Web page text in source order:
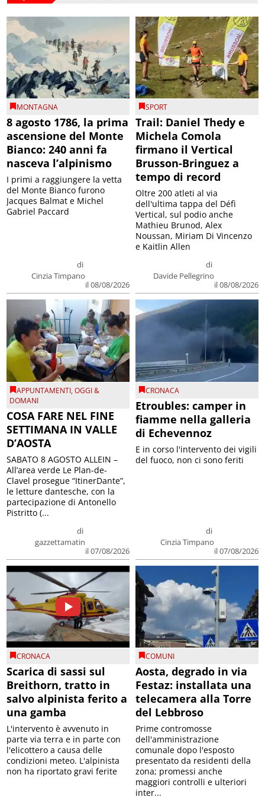
MONTAGNA
8 agosto 1786, la prima
ascensione del Monte
Bianco: 240 anni fa
nasceva l’alpinismo
di
Cinzia Timpano
il 08/08/2026
I primi a raggiungere la vetta
del Monte Bianco furono
Jacques Balmat e Michel
Gabriel Paccard
SPORT
Trail: Daniel Thedy e
Michela Comola
firmano il Vertical
Brusson-Bringuez a
tempo di record
di
Davide Pellegrino
il 08/08/2026
Oltre 200 atleti al via
dell'ultima tappa del Défì
Vertical, sul podio anche
Mathieu Brunod, Alex
Noussan, Miriam Di Vincenzo
e Kaitlin Allen
APPUNTAMENTI,OGGI &
DOMANI
COSA FARE NEL FINE
SETTIMANA IN VALLE
D’AOSTA
di
gazzettamatin
il 07/08/2026
SABATO 8 AGOSTO ALLEIN –
All’area verde Le Plan-de-
Clavel prosegue “ItinerDante”,
le letture dantesche, con la
partecipazione di Antonello
Pistritto (...
CRONACA
Etroubles: camper in
fiamme nella galleria
di Echevennoz
di
Cinzia Timpano
il 07/08/2026
E in corso l'intervento dei vigili
del fuoco, non ci sono feriti
CRONACA
Scarica di sassi sul
Breithorn, tratto in
salvo alpinista ferito a
una gamba
L'intervento è avvenuto in
parte via terra e in parte con
l'elicottero a causa delle
condizioni meteo. L'alpinista
non ha riportato gravi ferite
COMUNI
Aosta, degrado in via
Festaz: installata una
telecamera alla Torre
del Lebbroso
Prime contromosse
dell'amministrazione
comunale dopo l'esposto
presentato da residenti della
zona; promessi anche
maggiori controlli e ulteriori
inter...